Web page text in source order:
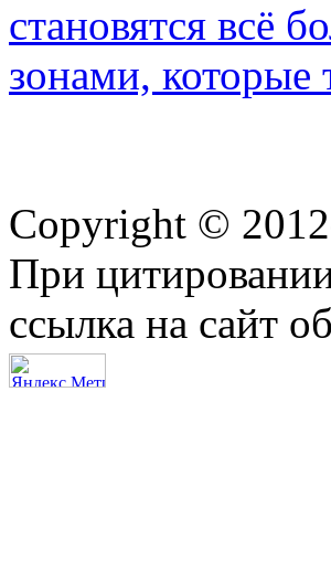
становятся всё
зонами, которые
Copyright ©
При
ссылка на сайт